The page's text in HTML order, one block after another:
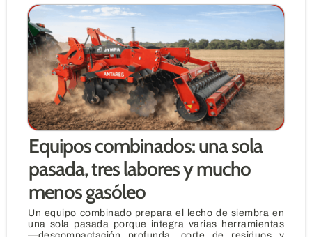
Equipos combinados: una sola
pasada, tres labores y mucho
menos gasóleo
Un equipo combinado prepara el lecho de siembra en
una sola pasada porque integra varias herramientas